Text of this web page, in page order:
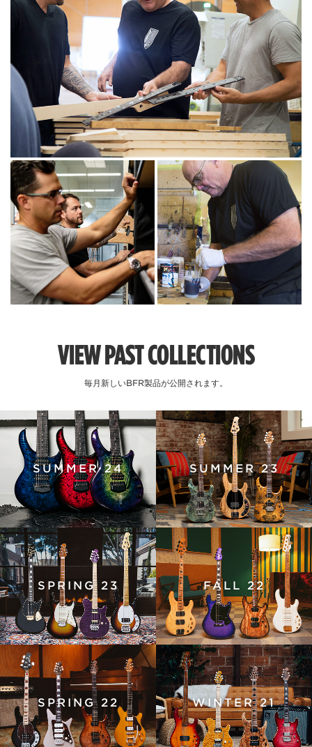
VIEW PAST COLLECTIONS
毎月新しいBFR製品が公開されます。
SUMMER 24 SUMMER 23
SPRING 23 FALL 22
SPRING 22 WINTER 21